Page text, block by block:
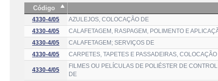
Código
4330-4/05
AZULEJOS, COLOCAÇÃO DE
4330-4/05
CALAFETAGEM, RASPAGEM, POLIMENTO E
4330-4/05
CALAFETAGEM; SERVIÇOS DE
4330-4/05
CARPETES, TAPETES E PASSADEIRAS,
4330-4/05
FILMES OU PELÍCULAS DE POLIÉSTER DE
DE